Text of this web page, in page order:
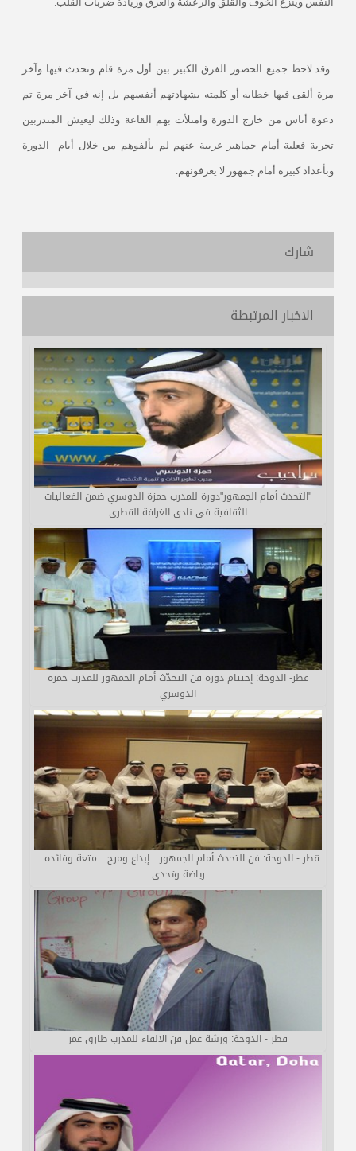
وقد لاحظ جميع الحضور الفرق الكبير بين أول مرة قام وتحدث فيها وآخر
مرة ألقى فيها خطابه أو كلمته بشهادتهم أنفسهم بل إنه في آخر مرة تم
دعوة أناس من خارج الدورة وامتلأت بهم القاعة وذلك ليعيش المتدربين
تجربة فعلية أمام جماهير غريبة عنهم لم يألفوهم من خلال أيام الدورة
وبأعداد كبيرة أمام جمهور لا يعرفونهم.
شارك
الاخبار المرتبطة
"التحدث أمام الجمهور"دورة للمدرب حمزة الدوسري ضمن الفعاليات
الثقافية في نادي الغرافة القطري
قطر- الدوحة: إختتام دورة فن التحدّث أمام الجمهور للمدرب حمزة
الدوسري
قطر - الدوحة: فن التحدث أمام الجمهور... إبداع ومرح... متعة وفائده...
رياضة وتحدي
قطر - الدوحة: ورشة عمل فن الالقاء للمدرب طارق عمر